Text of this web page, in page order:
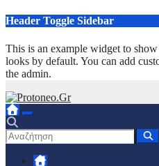
Μετάβαση
περιεχόμενο
Header Toggle Sidebar
This is an example widget to
looks by default. You can add
the admin.